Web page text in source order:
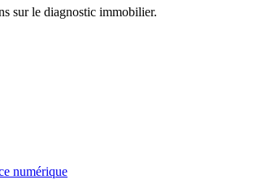
sur le diagnostic immobilier.
numérique